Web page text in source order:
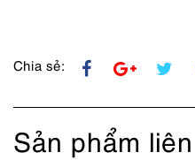
Chia sẻ:
Sản phẩm